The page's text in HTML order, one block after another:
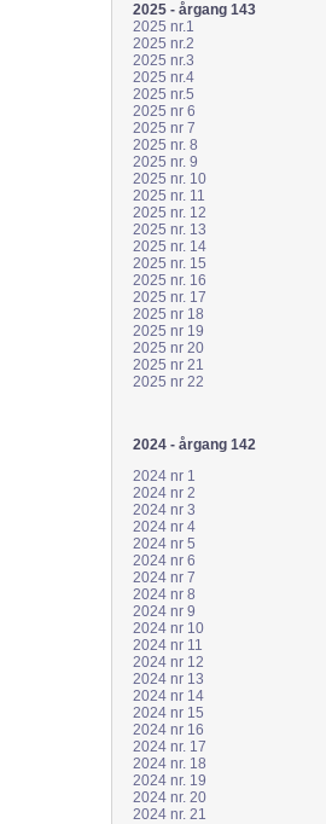
2025 - årgang 143
2025 nr.1
2025 nr.2
2025 nr.3
2025 nr.4
2025 nr.5
2025 nr 6
2025 nr 7
2025 nr. 8
2025 nr. 9
2025 nr. 10
2025 nr. 11
2025 nr. 12
2025 nr. 13
2025 nr. 14
2025 nr. 15
2025 nr. 16
2025 nr. 17
2025 nr 18
2025 nr 19
2025 nr 20
2025 nr 21
2025 nr 22
2024 - årgang 142
2024 nr 1
2024 nr 2
2024 nr 3
2024 nr 4
2024 nr 5
2024 nr 6
2024 nr 7
2024 nr 8
2024 nr 9
2024 nr 10
2024 nr 11
2024 nr 12
2024 nr 13
2024 nr 14
2024 nr 15
2024 nr 16
2024 nr. 17
2024 nr. 18
2024 nr. 19
2024 nr. 20
2024 nr. 21